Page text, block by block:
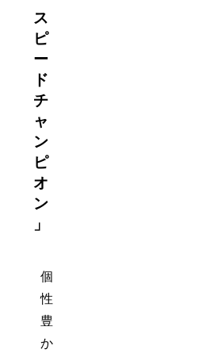
ス
ピ
ー
ド
チ
ャ
ン
ピ
オ
ン
」
個
性
豊
か